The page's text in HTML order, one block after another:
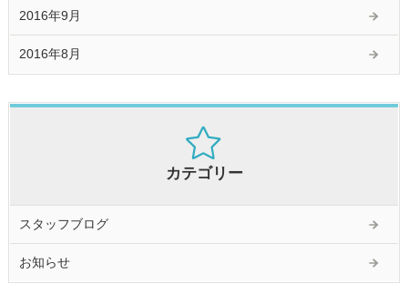
2016年9月
2016年8月
カテゴリー
スタッフブログ
お知らせ